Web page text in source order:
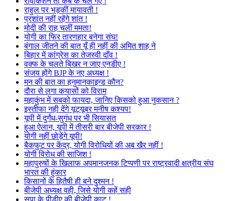
राहुल पर भड़कीं मायावती !
प्रशांत नहीं रहेंगे शांत !
मोदी की राह चलीं ममता!
योगी का फिर तारणहार बनेगा संघ!
बंगाल जीतने की बात यूँ ही नहीं की अमित शाह ने
बिहार में कांग्रेस का तेजस्वी दाँव !
वक्फ के चलते बिखर न जाए एनडीए !
संजय होंगे BJP के नए अध्यक्ष !
मन की बात का हनुमानकाइन्ड कौन?
दौरा से लगा कयासों को विराम
महाकुंभ में सबको फायदा, जानिए किसको हुआ नुकसान ?
इस्तीफा नही देंगे यूट्यूबर मनीष कश्यप!
यूपी में दुर्गंध-सुगंध पर भी सियासत
हुआ ऐलान, यूपी में तीसरी बार बीजेपी सरकार !
योगी नहीं छोड़ेंगे यूपी!
बैकफुट पर केंद्र, योगी विरोधियों की अब खैर नहीं !
योगी विरोध की साजिश !
महापुरुषों के खिलाफ अपमानजनक टिप्पणी पर राष्ट्रवादी क्षत्रीय संघ
भारत की हुंकार
किसानों के हितैषी ही बने दुश्मन !
बीजेपी अध्यक्ष वही, जिसे योगी कहें सही
सपा के पीडीए की बीजेपी काट !